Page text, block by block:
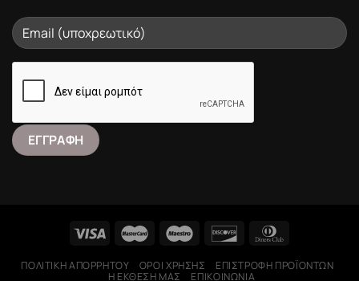
ΠΟΛΙΤΙΚΉ ΑΠΟΡΡΉΤΟΥ ΌΡΟΙ ΧΡΉΣΗΣ
ΕΠΙΣΤΡΟΦΉ ΠΡΟΪΌΝΤΩΝ
Η ΕΚΘΕΣΉ ΜΑΣ
ΕΠΙΚΟΙΝΩΝΊΑ